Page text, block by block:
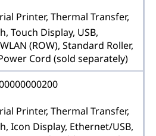
Printer, Thermal Transfer,
Touch Display, USB,
(ROW), Standard Roller,
Cord (sold separately)
Printer, Thermal Transfer,
Icon Display, Ethernet/USB,